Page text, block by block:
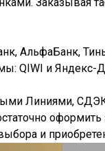
АльфаБанк,
QIWI и Яндекс-
Линиями,
и